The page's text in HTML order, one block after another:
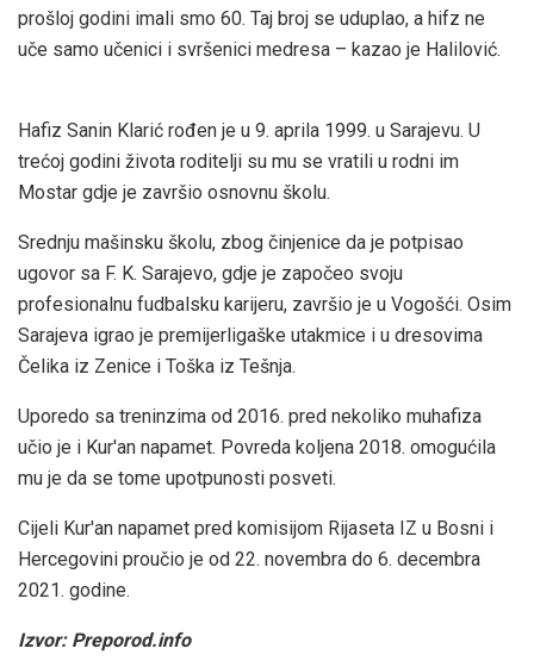
prošloj godini imali smo 60. Taj broj se uduplao, a hifz ne
uče samo učenici i svršenici medresa – kazao je Halilović.
Hafiz Sanin Klarić rođen je u 9. aprila 1999. u Sarajevu. U
trećoj godini života roditelji su mu se vratili u rodni im
Mostar gdje je završio osnovnu školu.
Srednju mašinsku školu, zbog činjenice da je potpisao
ugovor sa F. K. Sarajevo, gdje je započeo svoju
profesionalnu fudbalsku karijeru, završio je u Vogošći. Osim
Sarajeva igrao je premijerligaške utakmice i u dresovima
Čelika iz Zenice i Toška iz Tešnja.
Uporedo sa treninzima od 2016. pred nekoliko muhafiza
učio je i Kur'an napamet. Povreda koljena 2018. omogućila
mu je da se tome upotpunosti posveti.
Cijeli Kur'an napamet pred komisijom Rijaseta IZ u Bosni i
Hercegovini proučio je od 22. novembra do 6. decembra
2021. godine.
Izvor: Preporod.info